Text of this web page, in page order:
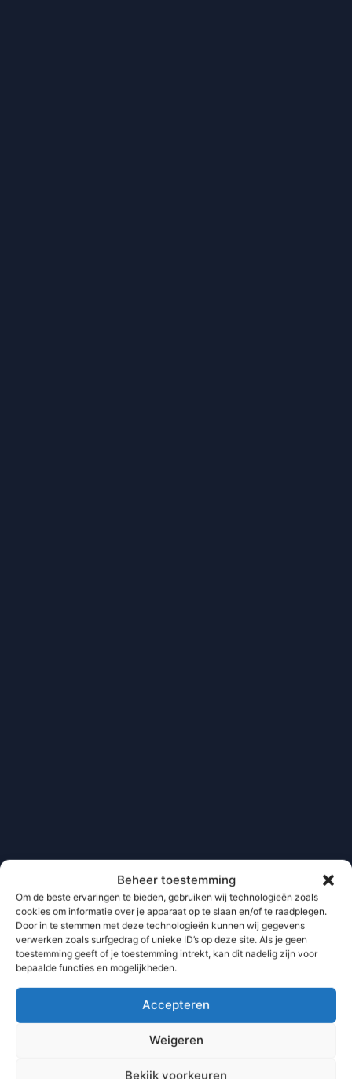
Beheer toestemming
Om de beste ervaringen te bieden, gebruiken wij technologieën zoals
cookies om informatie over je apparaat op te slaan en/of te raadplegen.
Door in te stemmen met deze technologieën kunnen wij gegevens
verwerken zoals surfgedrag of unieke ID’s op deze site. Als je geen
toestemming geeft of je toestemming intrekt, kan dit nadelig zijn voor
bepaalde functies en mogelijkheden.
Accepteren
Weigeren
Bekijk voorkeuren